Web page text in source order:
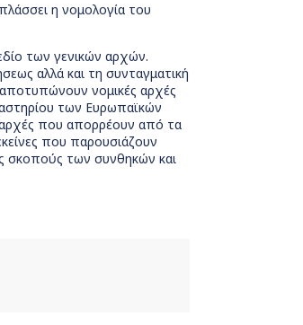
η νομολογία του
των γενικών αρχών.
αλλά και τη συνταγματική
αποτυπώνουν νομικές αρχές
των Ευρωπαϊκών
αρχές που απορρέουν από τα
που παρουσιάζουν
σκοπούς των συνθηκών και